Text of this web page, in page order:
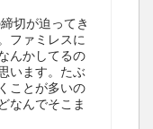
切が迫ってき
ファミレスに
んかしてるの
います。たぶ
ことが多いの
なんでそこま